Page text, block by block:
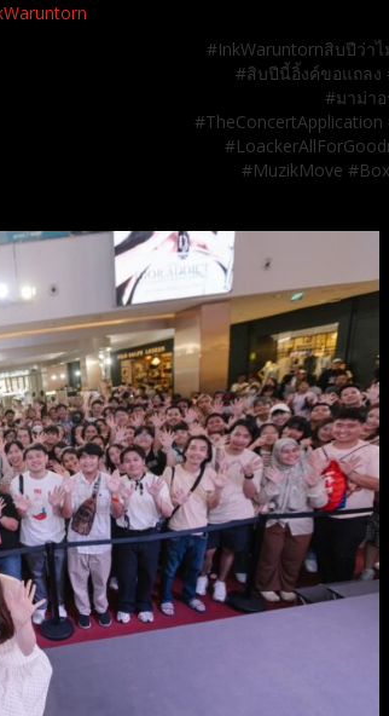
#InkWaruntornสิบปีว่าไ
#สิบปีนี้อิ้งค์ขอแถลง
#มาม่าอ
#MuzikMove